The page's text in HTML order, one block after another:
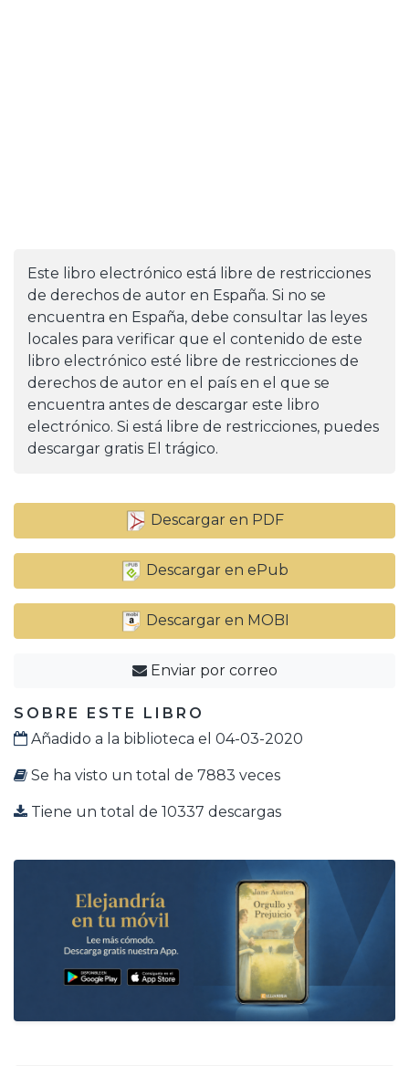
Este libro electrónico está libre de restricciones
de derechos de autor en España. Si no se
encuentra en España, debe consultar las leyes
locales para verificar que el contenido de este
libro electrónico esté libre de restricciones de
derechos de autor en el país en el que se
encuentra antes de descargar este libro
electrónico. Si está libre de restricciones, puedes
descargar gratis El trágico.
Descargar en PDF
Descargar en ePub
Descargar en MOBI
Enviar por correo
SOBRE ESTE LIBRO
Añadido a la biblioteca el 04-03-2020
Se ha visto un total de 7883 veces
Tiene un total de 10337 descargas